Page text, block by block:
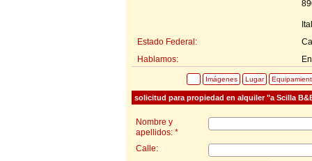
Estado Federal:
Hablamos:
Imágenes Lugar
solicitud para propiedad en alquiler "a Scilla
Nombre y
apellidos: *
Calle: